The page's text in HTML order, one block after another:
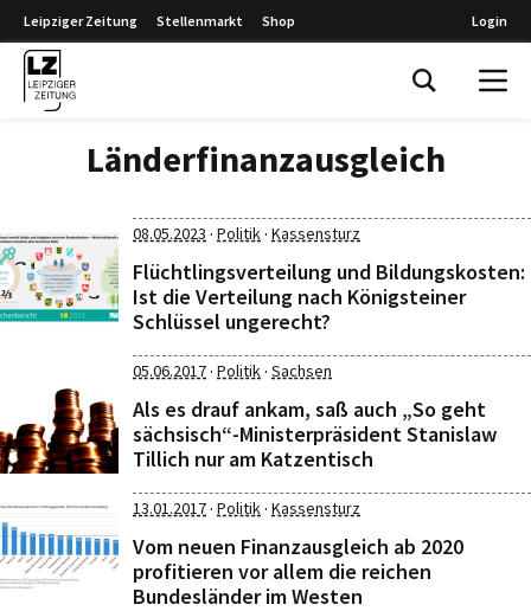
Leipziger Zeitung Stellenmarkt Shop Login
Länderfinanzausgleich
08.05.2023 · Politik· Kassensturz
Flüchtlingsverteilung und Bildungskosten:
Ist die Verteilung nach Königsteiner
Schlüssel ungerecht?
05.06.2017· Politik· Sachsen
Als es drauf ankam, saß auch „So geht
sächsisch“-Ministerpräsident Stanislaw
Tillich nur am Katzentisch
13.01.2017· Politik· Kassensturz
Vom neuen Finanzausgleich ab 2020
profitieren vor allem die reichen
Bundesländer im Westen